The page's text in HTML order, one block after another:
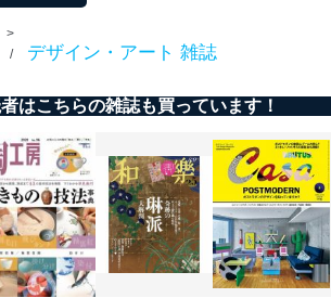
いたします。
平台町16-11
西野 伸一郎
理者: 経営管理グループディレクター 前
開示対象個人情報の利用目的は次のとお
種類 利用目的
購入商品の配送のため
>
/ デザイン・アート 雑誌
はこちらの雑誌も買っています！